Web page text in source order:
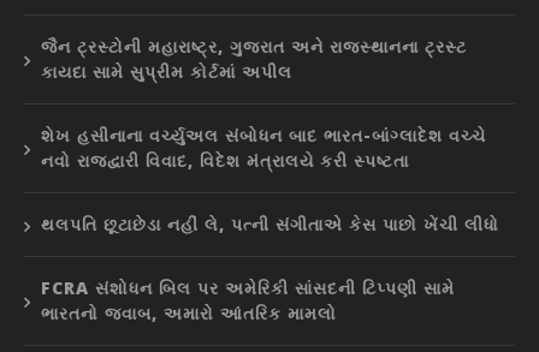
જૈન ટ્રસ્ટોની મહારાષ્ટ્ર, ગુજરાત અને રાજસ્થાનના ટ્રસ્ટ
કાયદા સામે સુપ્રીમ કોર્ટમાં અપીલ
શેખ હસીનાના વર્ચ્યુઅલ સંબોધન બાદ ભારત-બાંગ્લાદેશ વચ્ચે
નવો રાજદ્વારી વિવાદ, વિદેશ મંત્રાલયે કરી સ્પષ્ટતા
થલપતિ છૂટાછેડા નહીં લે, પત્ની સંગીતાએ કેસ પાછો ખેંચી લીધો
FCRA સંશોધન બિલ પર અમેરિકી સાંસદની ટિપ્પણી સામે
ભારતનો જવાબ, અમારો આંતરિક મામલો